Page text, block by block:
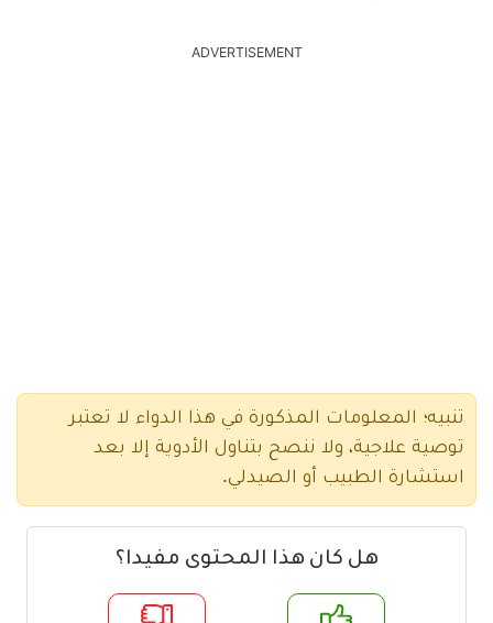
ADVERTISEMENT
تنبيه؛ المعلومات المذكورة في هذا الدواء لا تعتبر
توصية علاجية، ولا ننصح بتناول الأدوية إلا بعد
استشارة الطبيب أو الصيدلي.
هل كان هذا المحتوى مفيدا؟